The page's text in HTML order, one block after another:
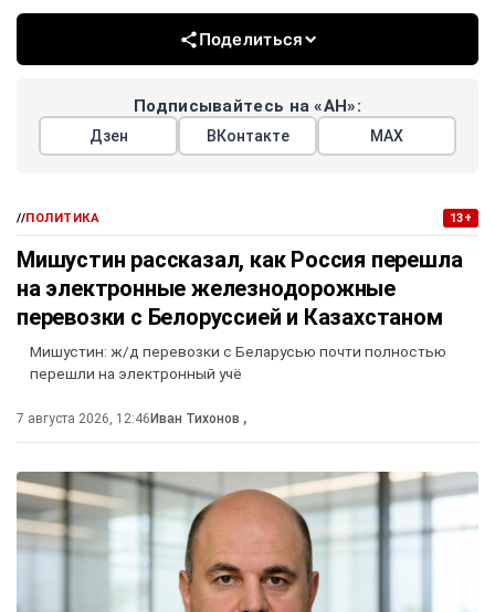
Поделиться
Подписывайтесь на «АН»:
Дзен ВКонтакте МАХ
//ПОЛИТИКА 13+
Мишустин рассказал, как Россия перешла
на электронные железнодорожные
перевозки с Белоруссией и Казахстаном
Мишустин: ж/д перевозки с Беларусью почти полностью
перешли на электронный учё
7 августа 2026, 12:46 Иван Тихонов ,